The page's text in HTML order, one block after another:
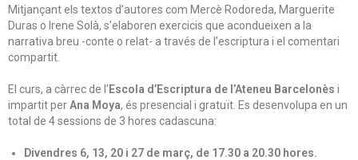
Mitjançant els textos d’autores com Mercè Rodoreda, Marguerite
Duras o Irene Solà, s’elaboren exercicis que acondueixen a la
narrativa breu -conte o relat- a través de l’escriptura i el comentari
compartit.
El curs, a càrrec de l’Escola d’Escriptura de l’Ateneu Barcelonès i
impartit perAna Moya, és presencial i gratuït. Es desenvolupa en un
total de 4 sessions de 3 hores cadascuna:
Divendres 6, 13, 20 i 27 de març, de 17.30 a 20.30 hores.